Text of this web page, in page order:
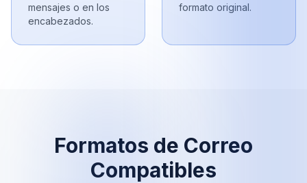
mensajes o en los
encabezados.
formato original.
Formatos de Correo
Compatibles